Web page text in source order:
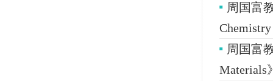
周国富
周国富
Materials